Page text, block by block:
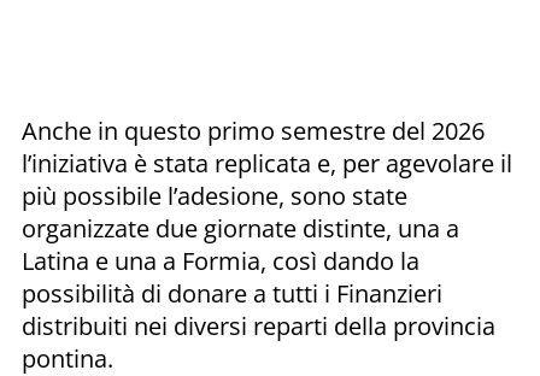
Anche in questo primo semestre del 2026
l’iniziativa è stata replicata e, per agevolare il
più possibile l’adesione, sono state
organizzate due giornate distinte, una a
Latina e una a Formia, così dando la
possibilità di donare a tutti i Finanzieri
distribuiti nei diversi reparti della provincia
pontina.